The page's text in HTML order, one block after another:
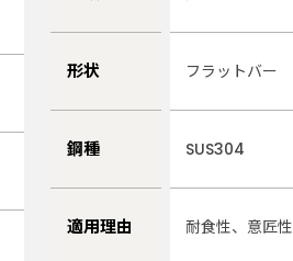
形状 フラットバー
鋼種 SUS304
適用理由 耐食性、意匠性